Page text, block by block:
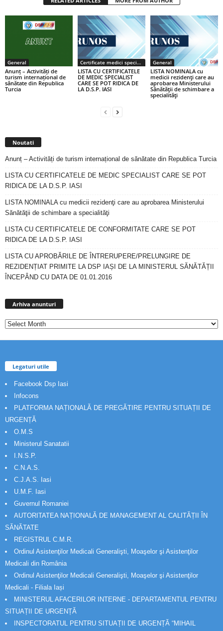
General
Anunț – Activități de
turism internațional de
sănătate din Republica
Turcia
Certificate medici specialiști / primari
LISTA CU CERTIFICATELE
DE MEDIC SPECIALIST
CARE SE POT RIDICA DE
LA D.S.P. IASI
General
LISTA NOMINALA cu
medicii rezidenţi care au
aprobarea Ministerului
Sănătăţii de schimbare a
specialităţi
Noutati
Anunț – Activități de turism internațional de sănătate din Republica Turcia
LISTA CU CERTIFICATELE DE MEDIC SPECIALIST CARE SE POT
RIDICA DE LA D.S.P. IASI
LISTA NOMINALA cu medicii rezidenţi care au aprobarea Ministerului
Sănătăţii de schimbare a specialităţi
LISTA CU CERTIFICATELE DE CONFORMITATE CARE SE POT
RIDICA DE LA D.S.P. IASI
LISTA CU APROBĂRILE DE ÎNTRERUPERE/PRELUNGIRE DE
REZIDENȚIAT PRIMITE LA DSP IAȘI DE LA MINISTERUL SĂNĂTĂȚII
ÎNCEPÂND CU DATA DE 01.01.2016
Arhiva anunturi
Legaturi utile
Facebook Dsp Iasi
Infocons
PLATFORMA NAȚIONALĂ DE PREGĂTIRE PENTRU SITUAȚII DE
URGENȚĂ
O.M.S
Ministerul Sanatatii
I.N.S.P.
C.N.A.S.
C.J.A.S. Iasi
U.M.F. Iasi
Guvernul Romaniei
AUTORITATEA NAȚIONALĂ DE MANAGEMENT AL CALITĂȚII ÎN
SĂNĂTATE
REGISTRUL C.M.R.
Ordinul Asistenţilor Medicali Generalişti, Moaşelor şi Asistenţilor
Medicali din România
Ordinul Asistenţilor Medicali Generalişti, Moaşelor şi Asistenţilor
Medicali - Filiala Iași
MINISTERUL AFACERILOR INTERNE - DEPARTAMENTUL PENTRU
SITUAȚII DE URGENȚĂ
INSPECTORATUL PENTRU SITUAȚII DE URGENȚĂ “MIHAIL